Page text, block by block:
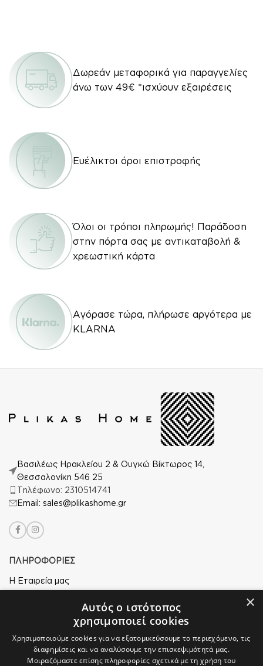
Δωρεάν μεταφορικά για παραγγελίες
άνω των 49€ *ισχύουν εξαιρέσεις
Ευέλικτοι όροι επιστροφής
Όλοι οι τρόποι πληρωμής! Παράδοση
στην πόρτα σας με αντικαταβολή &
χρεωστική κάρτα
Αγόρασε τώρα, πλήρωσε αργότερα με
KLARNA
Βασιλέως Ηρακλείου 2 & Ουγκώ Βίκτωρος 14,
Θεσσαλονίκη 546 25
Τηλέφωνο: 2310514741
Email: sales@plikashome.gr
ΠΛΗΡΟΦΟΡΙΕΣ
Η Εταιρεία μας
Πολιτική Απορρήτου
Επιστροφές
×
Αυτός ο ιστότοπος
χρησιμοποιεί cookies
Χρησιμοποιούμε cookies για να εξατομικεύσουμε το περιεχόμενο, τις
διαφημίσεις και να αναλύσουμε την επισκεψιμότητά μας.
Μοιραζόμαστε επίσης πληροφορίες σχετικά με τη χρήση του